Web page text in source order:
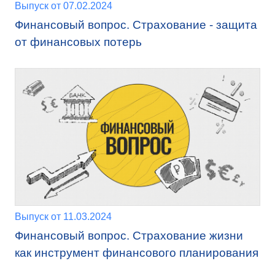
Выпуск от 07.02.2024
Финансовый вопрос. Страхование - защита
от финансовых потерь
Выпуск от 11.03.2024
Финансовый вопрос. Страхование жизни
как инструмент финансового планирования